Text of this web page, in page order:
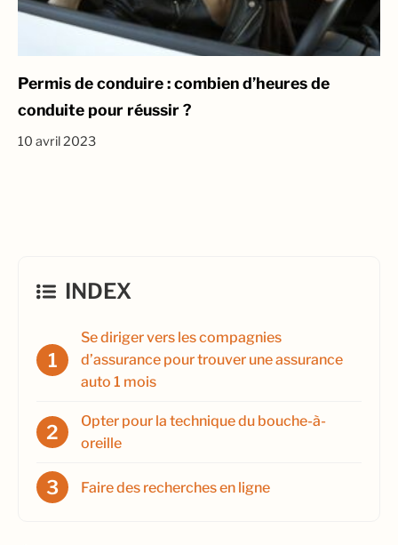
Permis de conduire : combien d’heures de
conduite pour réussir ?
10 avril 2023
INDEX
Se diriger vers les compagnies
d’assurance pour trouver une assurance
auto 1 mois
Opter pour la technique du bouche-à-
oreille
Faire des recherches en ligne